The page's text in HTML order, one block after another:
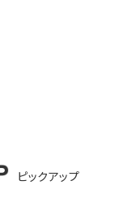
ピックアップ